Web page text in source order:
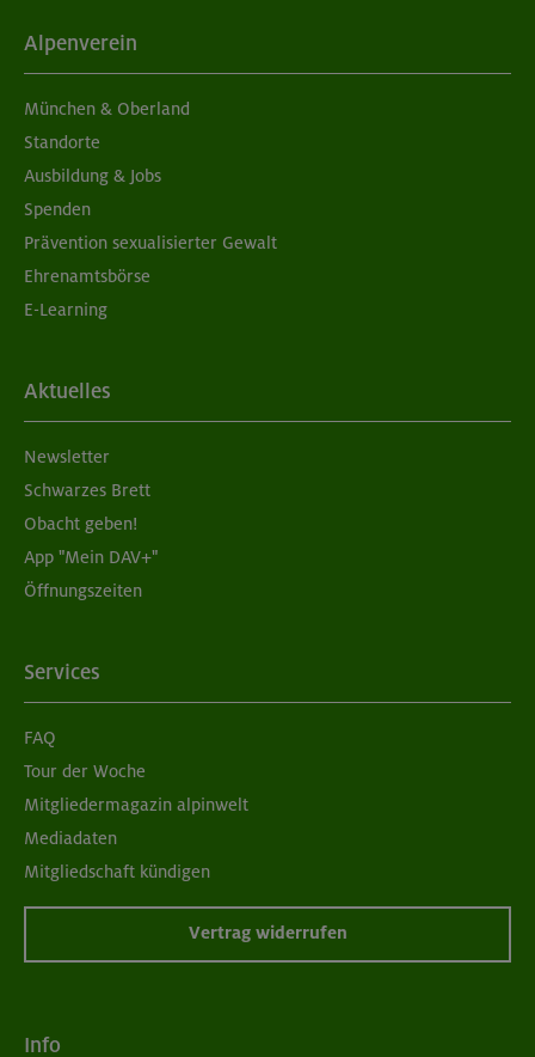
05./06.09.26
Grundkurs Klettern indoor für Frauen
München
07./14./21.09.26
Schnupperkletterkurs indoor
München
08./09.09.26
Alpenverein
München & Oberland
Standorte
Ausbildung & Jobs
Spenden
Prävention sexualisierter Gewalt
Ehrenamtsbörse
E-Learning
Aktuelles
Newsletter
Schwarzes Brett
Obacht geben!
App "Mein DAV+"
Öffnungszeiten
Services
FAQ
Tour der Woche
Mitgliedermagazin alpinwelt
Mediadaten
Mitgliedschaft kündigen
Vertrag widerrufen
Info